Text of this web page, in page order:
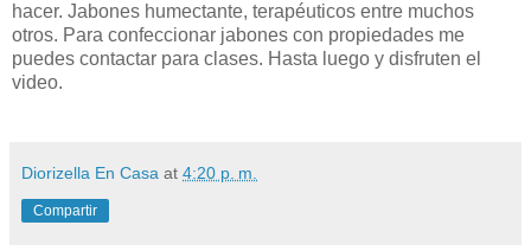
hacer. Jabones humectante, terapéuticos entre muchos
otros. Para confeccionar jabones con propiedades me
puedes contactar para clases. Hasta luego y disfruten el
video.
Diorizella En Casa at 4:20 p. m.
Compartir